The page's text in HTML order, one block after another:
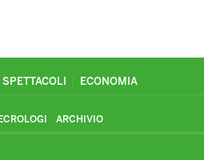
ECONOMIA
ARCHIVIO